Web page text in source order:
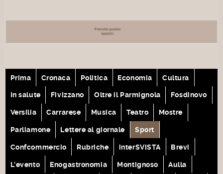
Prima Cronaca Politica Economia Cultura
In salute Fivizzano Oltre il Parmignola Fosdinovo
Versilia Carrarese Musica Teatro Mostre
Parliamone Lettere al giornale Sport
Confcommercio Rubriche interSVISTA Brevi
L'evento Enogastronomia Montignoso Aulla